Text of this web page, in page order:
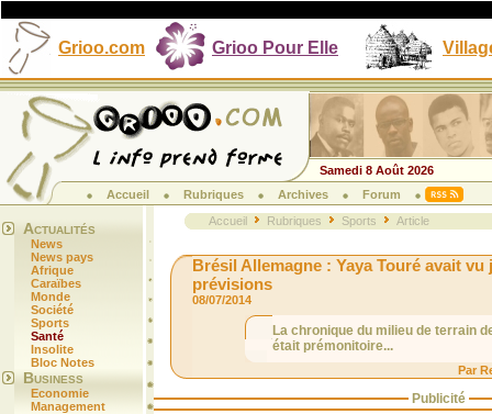
Grioo.com Grioo Pour Elle
Samedi 8 Août 2026
Accueil
Rubriques Archives Forum
Actualités
News
News pays
Afrique
Caraïbes
Monde
Société
Sports
Santé
Insolite
Bloc Notes
Business
Economie
Management
Accueil Rubriques Sports Article
Brésil Allemagne : Yaya Touré avait vu
prévisions
08/07/2014
La chronique du milieu de terrain
était prémonitoire...
Par
Publicité